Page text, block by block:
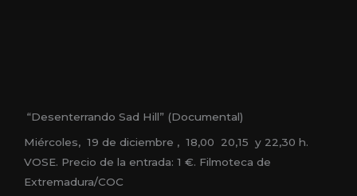
“Desenterrando Sad Hill” (Documental)
Miércoles, 19 de diciembre , 18,00 20,15 y 22,30 h.
VOSE. Precio de la entrada: 1 €. Filmoteca de
Extremadura/COC